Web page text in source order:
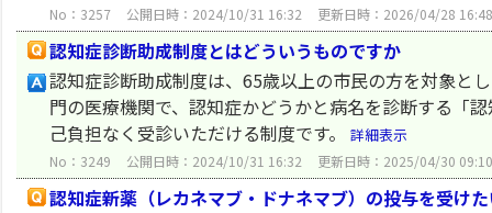
No：3257 公開日時：2024/10/31 16:32 更新日時：2026/04/28 16:48
認知症診断助成制度とはどういうものですか
認知症診断助成制度は、65歳以上の市民の方を対象と
門の医療機関で、認知症かどうかと病名を診断する「
己負担なく受診いただける制度です。
詳細表示
No：3249 公開日時：2024/10/31 16:32 更新日時：2025/04/30 09:10
認知症新薬（レカネマブ・ドナネマブ）の投与を受け